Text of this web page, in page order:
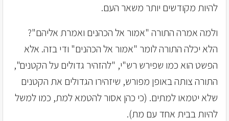
להיות מקודשים יותר משאר העם.
ולמה אמרה התורה "אמור אל הכהנים ואמרת אליהם"?
הלא יכלה התורה לומר "אמור אל הכהנים" ודי בזה. אלא
הפשט הוא כמו שפירש רש"י, "להזהיר גדולים על הקטנים",
התורה צותה באופן מפורש, שיזהירו הגדולים את הקטנים
שלא יטמאו למתים. (כי כהן אסור להטמא למת, כמו למשל
להיות בבית אחד עם מת).